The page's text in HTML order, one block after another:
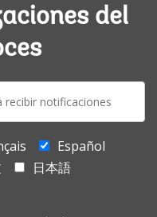
del
Español
日本語